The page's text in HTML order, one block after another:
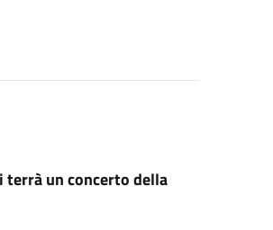
terrà un concerto della